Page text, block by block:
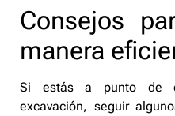
Consejos
manera
Si estás a punto de
excavación, seguir